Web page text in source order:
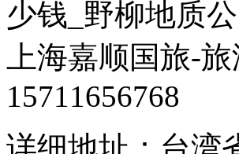
少钱_野柳地质
上海嘉顺国旅-
15711656768